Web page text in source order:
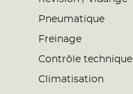
Pneumatique
Freinage
Contrôle technique
Climatisation